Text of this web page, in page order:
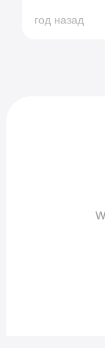
год назад